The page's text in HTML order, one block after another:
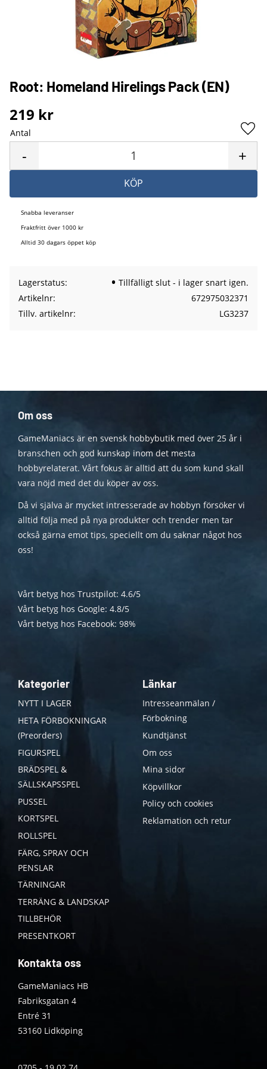
Root: Homeland Hirelings Pack (EN)
219 kr
Antal
+
-
KÖP
Snabba leveranser
Fraktfritt över 1000 kr
Alltid 30 dagars öppet köp
Lagerstatus
Tillfälligt slut - i lager snart igen.
Artikelnr
672975032371
Tillv. artikelnr
LG3237
Om oss
GameManiacs är en svensk hobbybutik med över 25 år i
branschen och god kunskap inom det mesta
hobbyrelaterat. Vårt fokus är alltid att du som kund skall
vara nöjd med det du köper av oss.
Då vi själva är mycket intresserade av hobbyn försöker vi
alltid följa med på nya produkter och trender men tar
också gärna emot tips, speciellt om du saknar något hos
oss!
Vårt betyg hos Trustpilot: 4.6/5
Vårt betyg hos Google: 4.8/5
Vårt betyg hos Facebook: 98%
Kategorier
NYTT I LAGER
HETA FÖRBOKNINGAR
(Preorders)
FIGURSPEL
BRÄDSPEL &
SÄLLSKAPSSPEL
PUSSEL
KORTSPEL
ROLLSPEL
FÄRG, SPRAY OCH
PENSLAR
TÄRNINGAR
TERRÄNG & LANDSKAP
TILLBEHÖR
PRESENTKORT
Länkar
Intresseanmälan /
Förbokning
Kundtjänst
Om oss
Mina sidor
Köpvillkor
Policy och cookies
Reklamation och retur
Kontakta oss
GameManiacs HB
Fabriksgatan 4
Entré 31
53160 Lidköping